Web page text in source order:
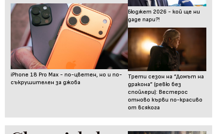
iPhone 18 Pro Max - по-цветен, но и по-
съкрушителен за джоба
Бюджет 2026 - кой ще ни
даде пари?!
Трети сезон на “Домът на
дракона” (ревю без
спойлери): Вестерос
отново кърви по-красиво
от всякога